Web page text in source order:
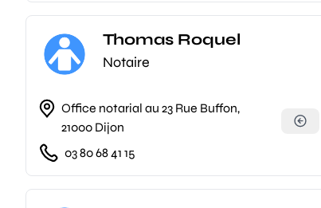
Thomas Roquel
Notaire
Office notarial au 23 Rue Buffon,
21000 Dijon
03 80 68 41 15